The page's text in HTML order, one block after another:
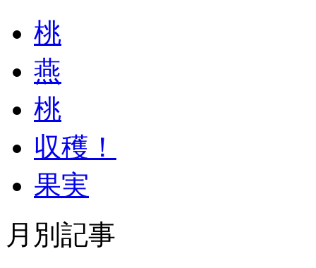
桃
燕
桃
収穫！
果実
月別記事